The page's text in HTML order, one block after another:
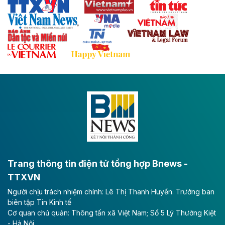
với hệ thống cửa khẩu quốc tế tại Lạng Sơn.
Theo baodautu.vn
Đề xuất đầu tư 11.500 tỷ đồng xây dựng cao
tốc CT.11 qua Ninh Bình
Đông A dài khoảng 25,1 km được kỳ vọng sẽ tạo động
lực phát triển kinh tế - xã hội khu vực phía Nam đồng
Long Thành
Tổng công ty Cảng hàng không Việt Nam - CTCP
(ACV) vừa lập kỷ lục mới về lợi nhuận trong quý
II/2026.
Trang thông tin điện tử tổng hợp Bnews -
TTXVN
Người chịu trách nhiệm chính: Lê Thị Thanh Huyền. Trưởng ban
biên tập Tin Kinh tế
Cơ quan chủ quản: Thông tấn xã Việt Nam; Số 5 Lý Thường Kiệt
- Hà Nội